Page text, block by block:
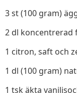
3 st (100 gram)
2 dl koncentrerad
1 citron, saft och
1 dl (100 gram)
1 tsk äkta